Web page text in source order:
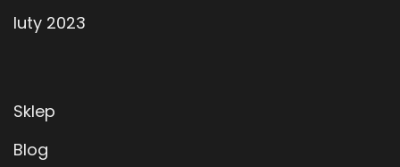
luty 2023
Sklep
Blog